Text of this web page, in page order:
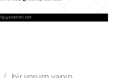
Sempozyum